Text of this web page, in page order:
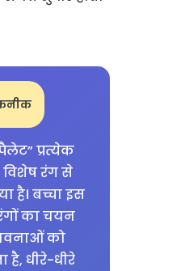
प्रत्येक
रंग से
है। बच्चा इस
का चयन
को
है, धीरे-धीरे